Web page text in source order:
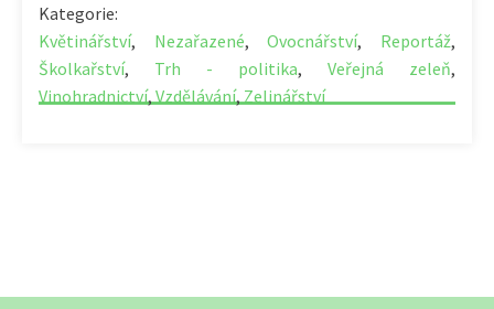
Kategorie:
Květinářství, Nezařazené,Ovocnářství, Reportáž,
Školkařství, Trh - politika, Veřejná zeleň,
Vinohradnictví, Vzdělávání, Zelinářství